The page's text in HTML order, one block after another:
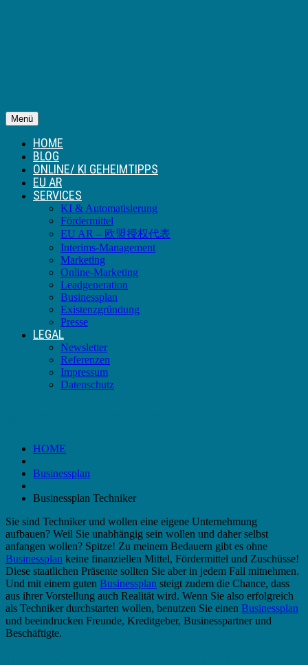
Menü
HOME
BLOG
ONLINE/ KI GEHEIMTIPPS
EU AR
SERVICES
KI & Automatisierung
Fördermittel
EU AR – 欧盟授权代表
Interims-Management
Marketing
Online-Marketing
Leadgeneration
Businessplan
Existenzgründung
Presse
LEGAL
Newsletter
Referenzen
Impressum
Datenschutz
HOME
Businessplan
Businessplan Techniker
Sie sind Techniker und wollen eine eigene Unternehmung
aufbauen? Weil Sie unabhängig sein wollen und daher selbst
anfangen wollen? Spitze! Zu meinem Bedauern gibt es ohne
Businessplan keine finanziellen Mittel, Fördermittel und Zuschüsse!
Diese staatlichen Präsente sollten Sie aber in jedem Fall mitnehmen.
Und mit einem guten Businessplan steigt zudem die Chance, dass
aus ihrer Vorstellung auch Realität wird. Wenn Sie also erfolgreich
als Techniker durchstarten wollen, benutzen Sie einen Businessplan
und beeindrucken Freunde, Kreditgeber, Businesspartner und
Beschäftigte.